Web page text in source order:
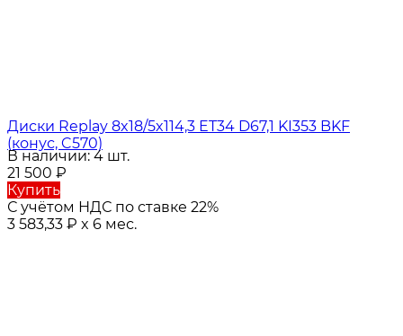
Диски Replay 8x18/5x114,3 ET34 D67,1 KI353 BKF
(конус, C570)
В наличии: 4 шт.
21 500 ₽
Купить
С учётом НДС по ставке 22%
3 583,33 ₽ x 6 мес.